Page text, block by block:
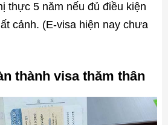
thực 5 năm nếu đủ điều kiện
cảnh. (E-visa hiện nay chưa
thành visa thăm thân